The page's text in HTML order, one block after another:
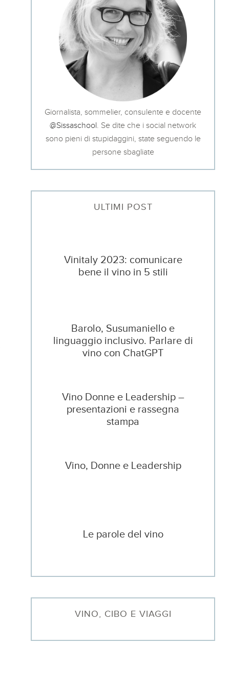
Giornalista, sommelier, consulente e docente
@Sissaschool . Se dite che i social network
sono pieni di stupidaggini, state seguendo le
persone sbagliate
ULTIMI POST
Vinitaly 2023: comunicare
bene il vino in 5 stili
Barolo, Susumaniello e
linguaggio inclusivo. Parlare di
vino con ChatGPT
Vino Donne e Leadership –
presentazioni e rassegna
stampa
Vino, Donne e Leadership
Le parole del vino
VINO, CIBO E VIAGGI